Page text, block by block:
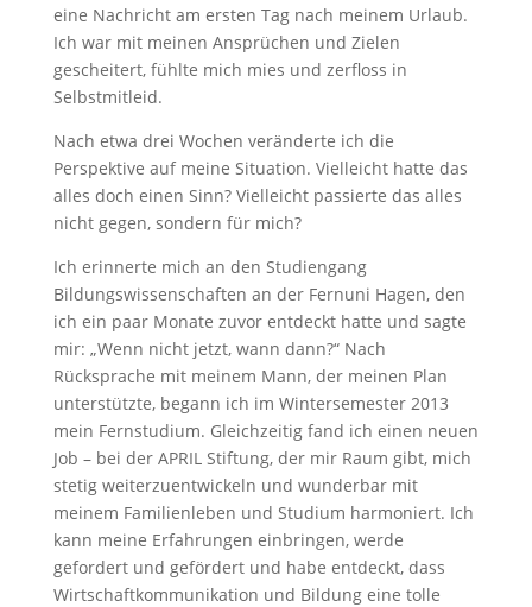
eine Nachricht am ersten Tag nach meinem Urlaub.
Ich war mit meinen Ansprüchen und Zielen
gescheitert, fühlte mich mies und zerfloss in
Selbstmitleid.
Nach etwa drei Wochen veränderte ich die
Perspektive auf meine Situation. Vielleicht hatte das
alles doch einen Sinn? Vielleicht passierte das alles
nicht gegen, sondern für mich?
Ich erinnerte mich an den Studiengang
Bildungswissenschaften an der Fernuni Hagen, den
ich ein paar Monate zuvor entdeckt hatte und sagte
mir: „Wenn nicht jetzt, wann dann?“ Nach
Rücksprache mit meinem Mann, der meinen Plan
unterstützte, begann ich im Wintersemester 2013
mein Fernstudium. Gleichzeitig fand ich einen neuen
Job – bei der APRIL Stiftung, der mir Raum gibt, mich
stetig weiterzuentwickeln und wunderbar mit
meinem Familienleben und Studium harmoniert. Ich
kann meine Erfahrungen einbringen, werde
gefordert und gefördert und habe entdeckt, dass
Wirtschaftkommunikation und Bildung eine tolle